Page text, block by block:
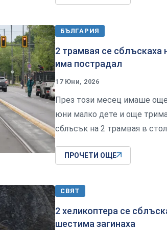
БЪЛГАРИЯ
2 трамвая се
има пострадал
17 Юни, 2026
През този месец имаше
юни малко дете и още
сблъсък на 2 трамвая в
ПРОЧЕТИ ОЩЕ
СВЯТ
2 хеликоптера се
шестима загинаха